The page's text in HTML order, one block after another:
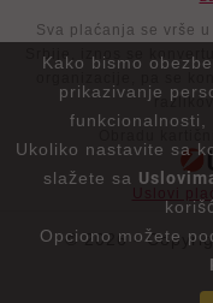
Kako bismo
prikazivanje
funkcionalnosti,
Ukoliko nastavite sa
slažete sa
Opciono možete
Sva plaćanja se vrše
Srbije, iznos se
organizacije, pa se
Obradu
Uslovi
© 2026 -